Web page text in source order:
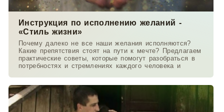
Инструкция по исполнению желаний -
«Стиль жизни»
Почему далеко не все наши желания исполняются?
Какие препятствия стоят на пути к мечте? Предлагаем
практические советы, которые помогут разобраться в
потребностях и стремлениях каждого человека и